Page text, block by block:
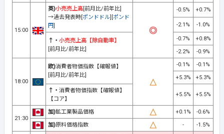
15:00
英)小売売上高 [前月比/前年比]
→過去発表時[ ポンドドル ポンド
円
-0.5% +0.7%
-2.1% -1.0%
↑・ 小売売上高【除自動車】
[前月比/前年比]
-0.7%
+0.8%
-2.2%
-0.9%
18:00
欧)消費者物価指数【確報値】
[前月比/前年比]
-0.1%
-0.1%
+5.3%
+5.3%
↑・ 消費者物価指数【確報値】
【コア】
+5.5% +5.5%
21:30
加)鉱工業製品価格 +0.1%
-0.6%
加)原料価格指数 - -1.5%